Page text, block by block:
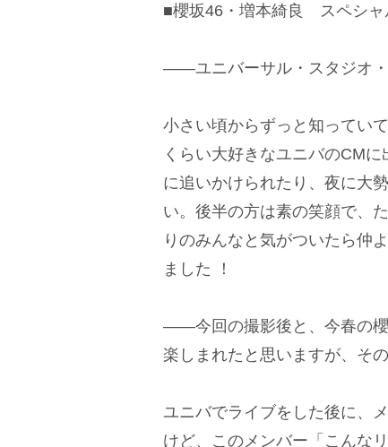
■櫻坂46・増本綺良 スペシャ
――ユニバーサル・スタジオ
小さい頃からずっと知ってい
くらい大好きなユニバのCM
に追いかけられたり、夜に大
い。後半の方は素の笑顔で、
りのみんなと気がついたら仲
ました ！
――今回の撮影後と、今春の櫻
楽しまれたと思いますが、そ
ユニバでライブをした後に、
けど、このメンバー「こんな